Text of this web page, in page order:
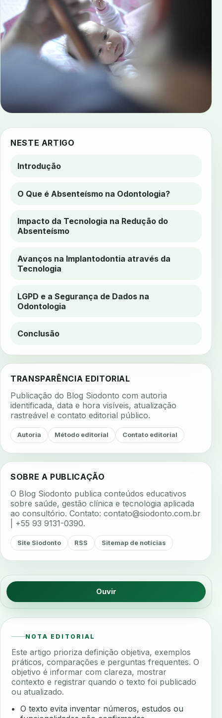
NESTE ARTIGO
Introdução
O Que é Absenteísmo na Odontologia?
Impacto da Tecnologia na Redução do
Absenteísmo
Avanços na Implantodontia através da
Tecnologia
LGPD e a Segurança de Dados na
Odontologia
Conclusão
TRANSPARÊNCIA EDITORIAL
Publicação do Blog Siodonto com autoria
identificada, data e hora visíveis, atualização
rastreável e contato editorial público.
Autoria Método editorial Contato editorial
SOBRE A PUBLICAÇÃO
O Blog Siodonto publica conteúdos educativos
sobre saúde, gestão clínica e tecnologia aplicada
ao consultório. Contato: contato@siodonto.com.br
| +55 93 9131-0390.
Site Siodonto RSS Sitemap de notícias
Ouvir
NOTA EDITORIAL
Este artigo prioriza definição objetiva, exemplos
práticos, comparações e perguntas frequentes. O
objetivo é informar com clareza, mostrar
contexto e registrar quando o texto foi publicado
ou atualizado.
O texto evita inventar números, estudos ou